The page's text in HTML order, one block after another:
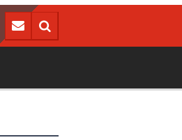
Enzor Perez'i bitirdi